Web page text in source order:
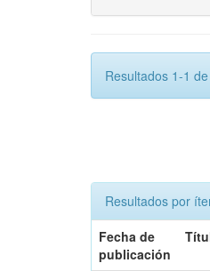
Resultados 1-1
Resultados por
Fecha de
publicación